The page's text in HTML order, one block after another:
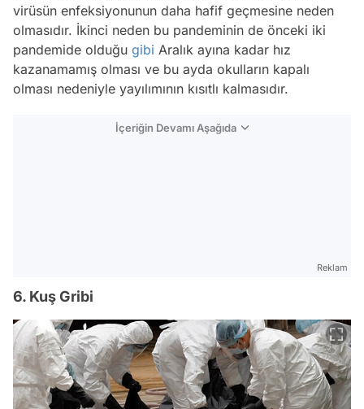
virüsün enfeksiyonunun daha hafif geçmesine neden
olmasıdır. İkinci neden bu pandeminin de önceki iki
pandemide olduğu gibi Aralık ayına kadar hız
kazanamamış olması ve bu ayda okulların kapalı
olması nedeniyle yayılımının kısıtlı kalmasıdır.
İçeriğin Devamı Aşağıda
Reklam
6. Kuş Gribi